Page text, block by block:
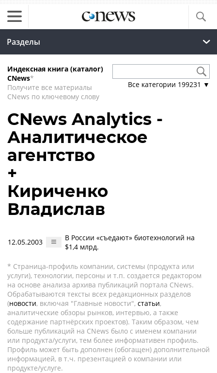
Разделы
Индексная книга (каталог)
CNews*
Получите все материалы
CNews по ключевому слову
Все категории 199231 ▼
CNews Analytics -
Аналитическое
агентство
+
Кириченко
Владислав
12.05.2003
В России «съедают» биотехнологий на
$1,4 млрд.
* Страница-профиль компании, системы (продукта или
услуги), технологии, персоны и т.п. создается редактором
на основе анализа архива публикаций портала CNews.
Обрабатываются тексты всех редакционных разделов
(новости, включая "Главные новости", статьи,
аналитические обзоры рынков, интервью, а также
содержание партнёрских проектов). Таким образом, чем
больше публикаций на CNews было с именем компании
или продукта/услуги, тем более информативен профиль.
Профиль может быть дополнен (обогащен) дополнительной
информацией, в т.ч. презентацией о компании или
продукте/услуге.